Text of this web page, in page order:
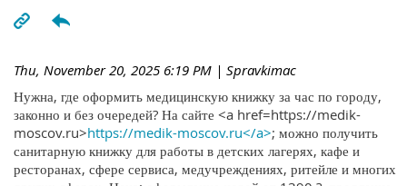
Thu, November 20, 2025 6:19 PM | Spravkimac
Нужна, где оформить медицинскую книжку за час по городу,
законно и без очередей? На сайте <a href=https://medik-
moscov.ru>https://medik-moscov.ru</a>; можно получить
санитарную книжку для работы в детских лагерях, кафе и
ресторанах, сфере сервиса, медучреждениях, ритейле и многих